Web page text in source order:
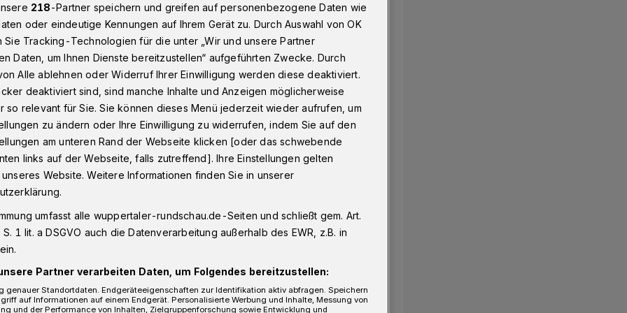
mit Bus
/ Ecke Sophienstraße hat sich am
Unfall mit zwei Verletzten und
218-Partner speichern und greifen auf personenbezogene Daten wie
oder eindeutige Kennungen auf Ihrem Gerät zu. Durch Auswahl von OK
Sie Tracking-Technologien für die unter „Wir und unsere Partner
Daten, um Ihnen Dienste bereitzustellen“ aufgeführten Zwecke. Durch
Alle ablehnen oder Widerruf Ihrer Einwilligung werden diese deaktiviert.
deaktiviert sind, sind manche Inhalte und Anzeigen möglicherweise
so relevant für Sie. Sie können dieses Menü jederzeit wieder aufrufen, um
zu ändern oder Ihre Einwilligung zu widerrufen, indem Sie auf den
am unteren Rand der Webseite klicken [oder das schwebende
links auf der Webseite, falls zutreffend]. Ihre Einstellungen gelten
Website. Weitere Informationen finden Sie in unserer
umfasst alle wuppertaler-rundschau.de-Seiten und schließt gem. Art.
1 lit. a DSGVO auch die Datenverarbeitung außerhalb des EWR, z.B. in
Partner verarbeiten Daten, um Folgendes bereitzustellen:
genauer Standortdaten. Endgeräteeigenschaften zur Identifikation aktiv abfragen. Speichern
auf Informationen auf einem Endgerät. Personalisierte Werbung und Inhalte, Messung von
und der Performance von Inhalten, Zielgruppenforschung sowie Entwicklung und